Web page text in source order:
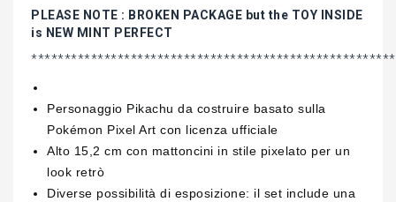
PLEASE NOTE : BROKEN PACKAGE but the TOY INSIDE
is NEW MINT PERFECT
Personaggio Pikachu da costruire basato sulla
Pokémon Pixel Art con licenza ufficiale
Alto 15,2 cm con mattoncini in stile pixelato per un
look retrò
Diverse possibilità di esposizione: il set include una